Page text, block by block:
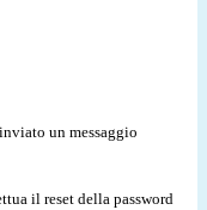
un messaggio
il reset della password